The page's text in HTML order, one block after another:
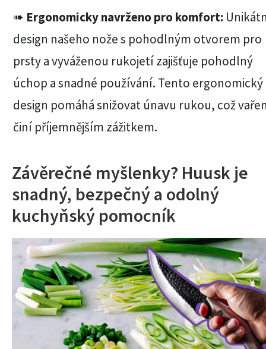
➠ Ergonomicky navrženo pro komfort:
design našeho nože s pohodlným otvorem pro
prsty a vyváženou rukojetí zajišťuje pohodlný
úchop a snadné používání. Tento ergonomický
design pomáhá snižovat únavu rukou, což
činí příjemnějším zážitkem.
Závěrečné myšlenky? Huusk je
snadný, bezpečný a odolný
kuchyňský pomocník